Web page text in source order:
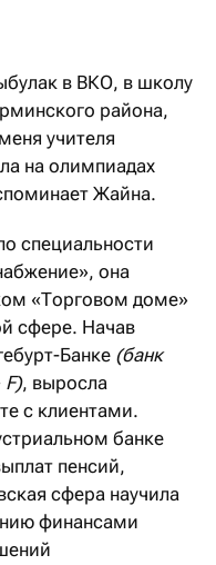
в ВКО, в школу
района,
учителя
на олимпиадах
Жайна.
специальности
она
«Торговом доме»
сфере. Начав
Банке (банк
F), выросла
с клиентами.
банке
пенсий,
сфера научила
финансами